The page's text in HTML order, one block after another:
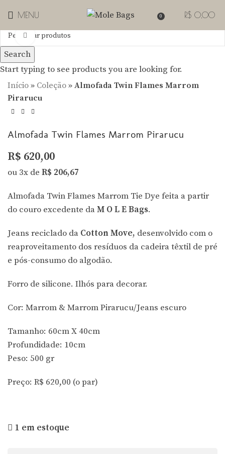
MENU 0 R$ 0,00
Clique para Zoom
Início » Coleção » Almofada Twin Flames Marrom
Pirarucu
Almofada Twin Flames Marrom Pirarucu
R$ 620,00
ou 3x de R$ 206,67
Almofada Twin Flames Marrom Tie Dye feita a partir
do couro excedente daM O L E Bags.
Jeans reciclado da Cotton Move, desenvolvido com o
reaproveitamento dos resíduos da cadeira têxtil de pré
e pós-consumo do algodão.
Forro de silicone. Ilhós para decorar.
Cor: Marrom & Marrom Pirarucu/Jeans escuro
Tamanho: 60cm X 40cm
Profundidade: 10cm
Peso: 500 gr
Preço: R$ 620,00 (o par)
1 em estoque
Search
Start typing to see products you are looking for.